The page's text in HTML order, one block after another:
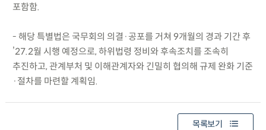
포함함.
- 해당 특별법은 국무회의 의결·공포를 거쳐 9개월의 경과 기간 후
’27.2월 시행 예정으로, 하위법령 정비와 후속조치를 조속히
추진하고, 관계부처 및 이해관계자와 긴밀히 협의해 규제 완화 기준
·절차를 마련할 계획임.
목록보기